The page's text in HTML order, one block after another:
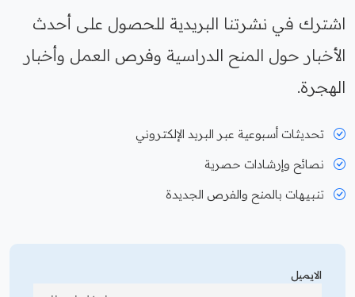
اشترك في نشرتنا البريدية للحصول على أحدث
الأخبار حول المنح الدراسية وفرص العمل وأخبار
الهجرة.
تحديثات أسبوعية عبر البريد الإلكتروني
نصائح وإرشادات حصرية
تنبيهات بالمنح والفرص الجديدة
الايميل